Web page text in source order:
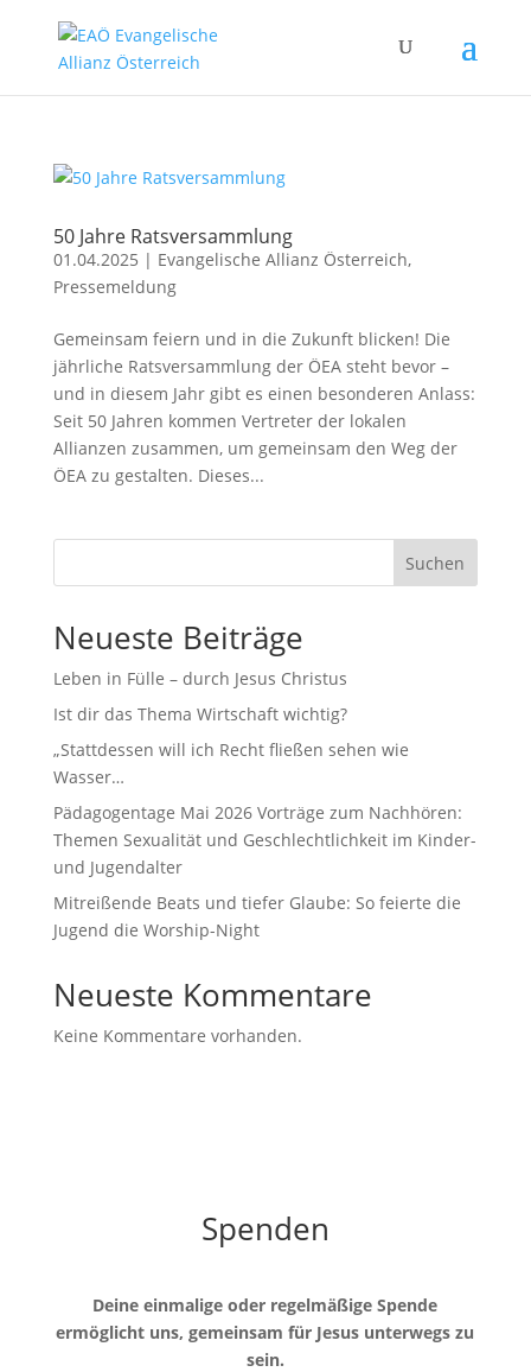
50 Jahre Ratsversammlung
01.04.2025 | Evangelische Allianz Österreich,
Pressemeldung
Gemeinsam feiern und in die Zukunft blicken! Die
jährliche Ratsversammlung der ÖEA steht bevor –
und in diesem Jahr gibt es einen besonderen Anlass:
Seit 50 Jahren kommen Vertreter der lokalen
Allianzen zusammen, um gemeinsam den Weg der
ÖEA zu gestalten. Dieses...
Suchen
Neueste Beiträge
Leben in Fülle – durch Jesus Christus
Ist dir das Thema Wirtschaft wichtig?
„Stattdessen will ich Recht fließen sehen wie
Wasser…
Pädagogentage Mai 2026 Vorträge zum Nachhören:
Themen Sexualität und Geschlechtlichkeit im Kinder-
und Jugendalter
Mitreißende Beats und tiefer Glaube: So feierte die
Jugend die Worship-Night
Neueste Kommentare
Keine Kommentare vorhanden.
Spenden
Deine einmalige oder regelmäßige Spende
ermöglicht uns, gemeinsam für Jesus unterwegs zu
sein.